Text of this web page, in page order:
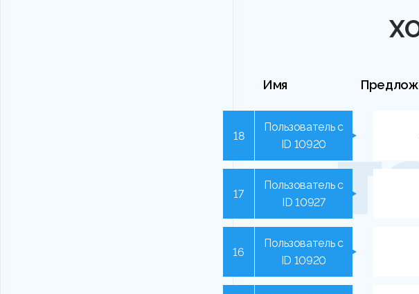
Имя
18
Пользователь с
ID 10920
17
Пользователь с
ID 10927
16
Пользователь с
ID 10920